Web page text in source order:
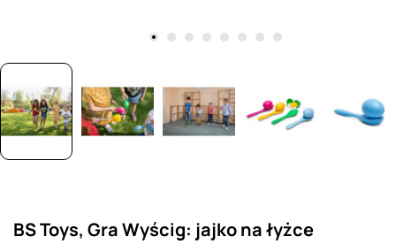
BS Toys, Gra Wyścig: jajko na łyżce